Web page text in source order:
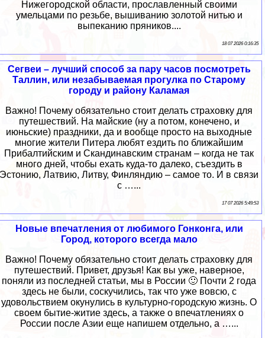
Нижегородской области, прославленный своими
умельцами по резьбе, вышиванию золотой нитью и
выпеканию пряников....
18 07 2026 0:16:35
Сегвеи – лучший способ за пару часов посмотреть
Таллин, или незабываемая прогулка по Старому
городу и району Каламая
Важно! Почему обязательно стоит делать страховку для
путешествий. На майские (ну а потом, конечено, и
июньские) праздники, да и вообще просто на выходные
многие жители Питера любят ездить по ближайшим
Прибалтийским и Скандинавским странам – когда не так
много дней, чтобы ехать куда-то далеко, съездить в
Эстонию, Латвию, Литву, Финляндию – самое то. И в связи
с …...
17 07 2026 5:49:53
Новые впечатления от любимого Гонконга, или
Город, которого всегда мало
Важно! Почему обязательно стоит делать страховку для
путешествий. Привет, друзья! Как вы уже, наверное,
поняли из последней статьи, мы в России 🙂 Почти 2 года
здесь не были, соскучились, так что уже вовсю, с
удовольствием окунулись в культурно-городскую жизнь. О
своем бытие-житие здесь, а также о впечатлениях о
России после Азии еще напишем отдельно, а …...